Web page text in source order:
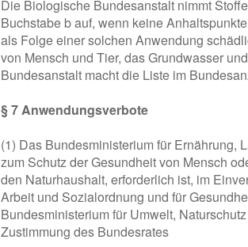
Die Biologische Bundesanstalt nimmt
Buchstabe b auf, wenn keine
als Folge einer solchen Anwendung
von Mensch und Tier, das Grundwasser
Bundesanstalt macht die Liste im
§ 7 Anwendungsverbote
(1) Das Bundesministerium für Ernährung,
zum Schutz der Gesundheit von Mensch
den Naturhaushalt, erforderlich ist, im
Arbeit und Sozialordnung und für
Bundesministerium für Umwelt,
Zustimmung des Bundesrates